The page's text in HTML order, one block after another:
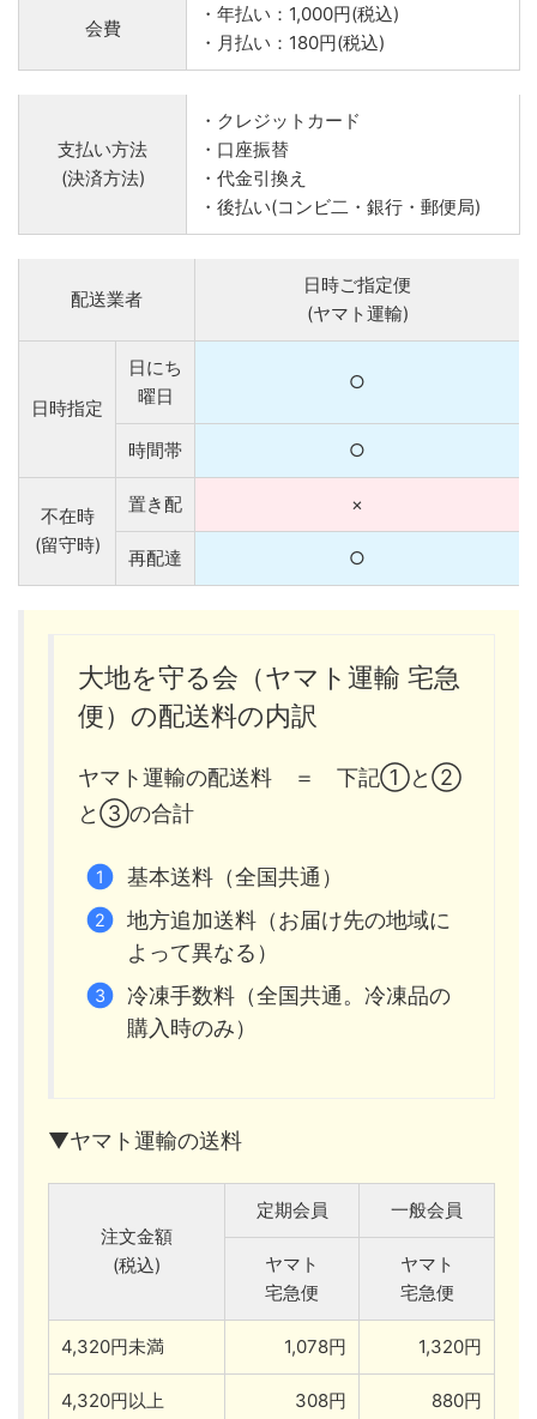
会費
・年払い：1,000円(税込)
・月払い：180円(税込)
支払い方法
(決済方法)
・クレジットカード
・口座振替
・代金引換え
・後払い(コンビ二・銀行・郵便局)
配送業者
日時ご指定便
(ヤマト運輸)
日時指定
日にち
曜日
○
時間帯 ○
不在時
(留守時)
置き配 ×
再配達 ○
大地を守る会（ヤマト運輸 宅急
便）の配送料の内訳
ヤマト運輸の配送料 ＝ 下記①と②
と③の合計
基本送料（全国共通）
地方追加送料（お届け先の地域に
よって異なる）
冷凍手数料（全国共通。冷凍品の
購入時のみ）
▼ヤマト運輸の送料
注文金額
(税込)
定期会員 一般会員
ヤマト
宅急便
ヤマト
宅急便
4,320円未満 1,078円 1,320円
4,320円以上 308円 880円